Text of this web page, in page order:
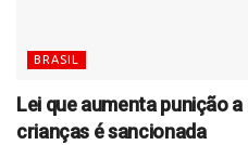
BRASIL
Lei que aumenta punição
crianças é sancionada